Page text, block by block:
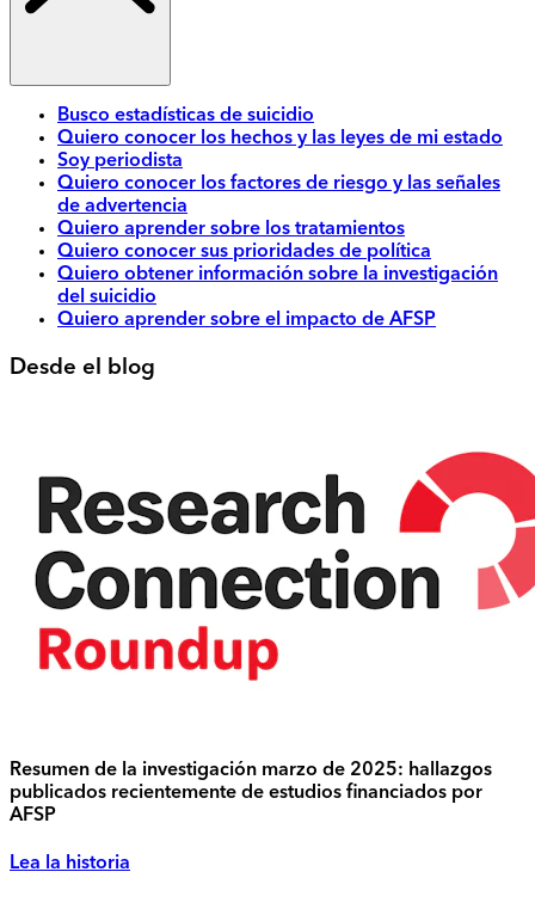
Busco estadísticas de suicidio
Quiero conocer los hechos y las leyes de mi estado
Soy periodista
Quiero conocer los factores de riesgo y las señales
de advertencia
Quiero aprender sobre los tratamientos
Quiero conocer sus prioridades de política
Quiero obtener información sobre la investigación
del suicidio
Quiero aprender sobre el impacto de AFSP
Desde el blog
Resumen de la investigación marzo de 2025: hallazgos
publicados recientemente de estudios financiados por
AFSP
Lea la historia